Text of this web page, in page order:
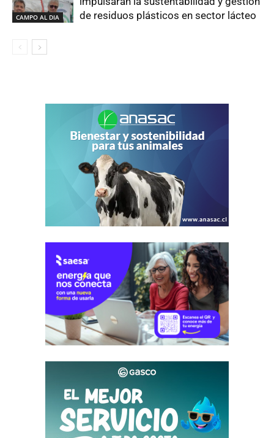
CAMPO AL DIA
de residuos plásticos en sector lácteo